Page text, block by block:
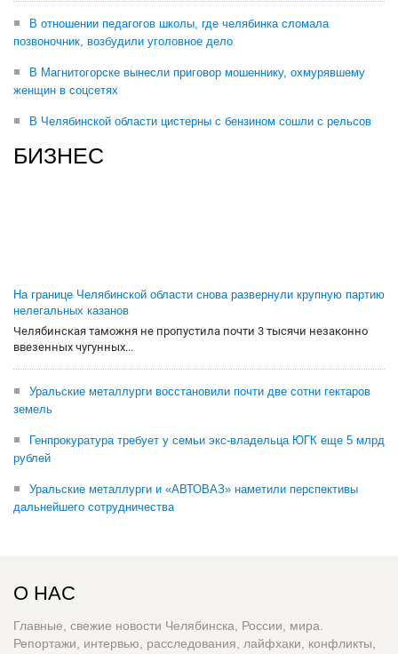
В отношении педагогов школы, где челябинка сломала
позвоночник, возбудили уголовное дело
В Магнитогорске вынесли приговор мошеннику, охмурявшему
женщин в соцсетях
В Челябинской области цистерны с бензином сошли с рельсов
БИЗНЕС
На границе Челябинской области снова развернули крупную партию
нелегальных казанов
Челябинская таможня не пропустила почти 3 тысячи незаконно
ввезенных чугунных...
Уральские металлурги восстановили почти две сотни гектаров
земель
Генпрокуратура требует у семьи экс-владельца ЮГК еще 5 млрд
рублей
Уральские металлурги и «АВТОВАЗ» наметили перспективы
дальнейшего сотрудничества
О НАС
Главные, свежие новости Челябинска, России, мира.
Репортажи, интервью, расследования, лайфхаки, конфликты,